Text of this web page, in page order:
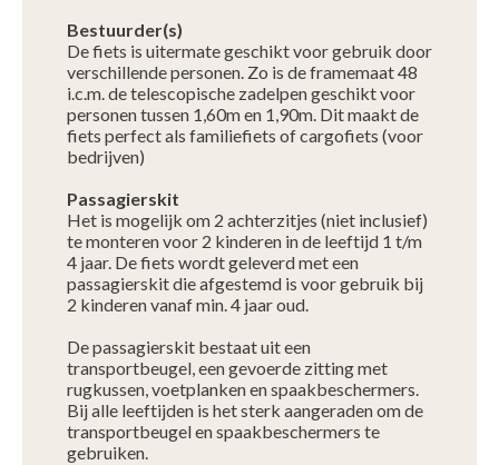
Bestuurder(s)
De fiets is uitermate geschikt voor gebruik door
verschillende personen. Zo is de framemaat 48
i.c.m. de telescopische zadelpen geschikt voor
personen tussen 1,60m en 1,90m. Dit maakt de
fiets perfect als familiefiets of cargofiets (voor
bedrijven)
Passagierskit
Het is mogelijk om 2 achterzitjes (niet inclusief)
te monteren voor 2 kinderen in de leeftijd 1 t/m
4 jaar. De fiets wordt geleverd met een
passagierskit die afgestemd is voor gebruik bij
2 kinderen vanaf min. 4 jaar oud.
De passagierskit bestaat uit een
transportbeugel, een gevoerde zitting met
rugkussen, voetplanken en spaakbeschermers.
Bij alle leeftijden is het sterk aangeraden om de
transportbeugel en spaakbeschermers te
gebruiken.